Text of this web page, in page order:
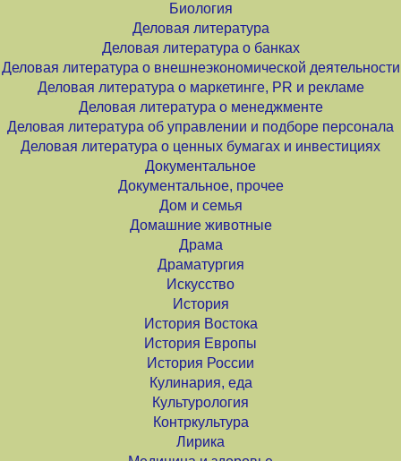
Биология
Деловая литература
Деловая литература о банках
Деловая литература о внешнеэкономической деятельности
Деловая литература о маркетинге, PR и рекламе
Деловая литература о менеджменте
Деловая литература об управлении и подборе персонала
Деловая литература о ценных бумагах и инвестициях
Документальное
Документальное, прочее
Дом и семья
Домашние животные
Драма
Драматургия
Искусство
История
История Востока
История Европы
История России
Кулинария, еда
Культурология
Контркультура
Лирика